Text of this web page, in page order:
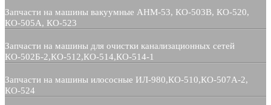
Запчасти на машины вакуумные АНМ-53, КО-503В, КО-520,
КО-505А, КО-523
Запчасти на машины для очистки канализационных сетей
КО-502Б-2,КО-512,КО-514,КО-514-1
Запчасти на машины илососные ИЛ-980,КО-510,КО-507А-2,
КО-524